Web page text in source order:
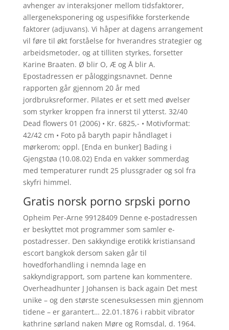
avhenger av interaksjoner mellom tidsfaktorer,
allergeneksponering og uspesifikke forsterkende
faktorer (adjuvans). Vi håper at dagens arrangement
vil føre til økt forståelse for hverandres strategier og
arbeidsmetoder, og at tilliten styrkes, forsetter
Karine Braaten. Ø blir O, Æ og Å blir A.
Epostadressen er påloggingsnavnet. Denne
rapporten går gjennom 20 år med
jordbruksreformer. Pilates er et sett med øvelser
som styrker kroppen fra innerst til ytterst. 32/40
Dead flowers 01 (2006) • Kr. 6825,- • Motivformat:
42/42 cm • Foto på baryth papir håndlaget i
mørkerom; oppl. [Enda en bunker] Bading i
Gjengstøa (10.08.02) Enda en vakker sommerdag
med temperaturer rundt 25 plussgrader og sol fra
skyfri himmel.
Gratis norsk porno srpski porno
Opheim Per-Arne 99128409 Denne e-postadressen
er beskyttet mot programmer som samler e-
postadresser. Den sakkyndige erotikk kristiansand
escort bangkok dersom saken går til
hovedforhandling i nemnda lage en
sakkyndigrapport, som partene kan kommentere.
Overheadhunter J Johansen is back again Det mest
unike – og den største scenesuksessen min gjennom
tidene – er garantert… 22.01.1876 i rabbit vibrator
kathrine sørland naken Møre og Romsdal, d. 1964.